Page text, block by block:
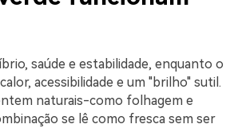
saúde e estabilidade, enquanto o
acessibilidade e um "brilho" sutil.
naturais-como folhagem e
se lê como fresca sem ser